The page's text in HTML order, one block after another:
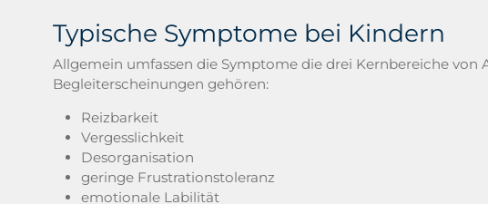
Typische Symptome bei Kindern
Allgemein umfassen die Symptome die drei Kernbereiche
Begleiterscheinungen gehören:
Reizbarkeit
Vergesslichkeit
Desorganisation
geringe Frustrationstoleranz
emotionale Labilität